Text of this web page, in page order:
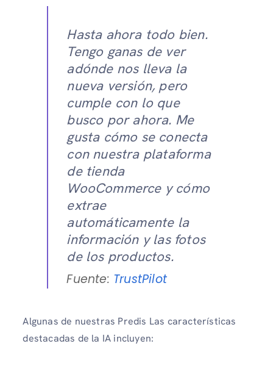
Hasta ahora todo bien.
Tengo ganas de ver
adónde nos lleva la
nueva versión, pero
cumple con lo que
busco por ahora. Me
gusta cómo se conecta
con nuestra plataforma
de tienda
WooCommerce y cómo
extrae
automáticamente la
información y las fotos
de los productos.
Fuente: TrustPilot
Algunas de nuestras Predis Las características
destacadas de la IA incluyen: